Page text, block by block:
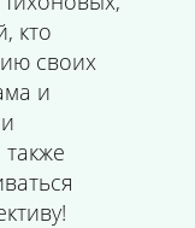
кто
своих
и